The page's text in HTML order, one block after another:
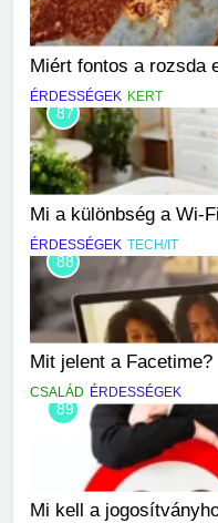
Miért fontos a rozsda
ÉRDESSÉGEK KERT
87
Mi a különbség a Wi-
ÉRDESSÉGEK TECH/IT
88
Mit jelent a Facetime?
CSALÁD ÉRDESSÉGEK
89
Mi kell a